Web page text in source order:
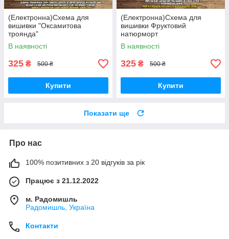
(Електронна)Схема для
вишивки "Оксамитова
троянда"
В наявності
325 ₴ 500 ₴
Купити
(Електронна)Схема для
вишивки Фруктовий
натюрморт
В наявності
325 ₴ 500 ₴
Купити
Показати ще
Про нас
100% позитивних з 20 відгуків за рік
Працює з 21.12.2022
м. Радомишль
Радомишль, Україна
Контакти